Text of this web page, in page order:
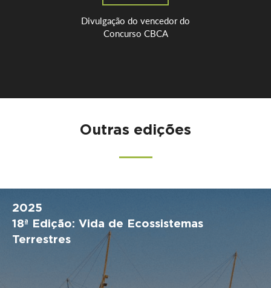
Divulgação do vencedor do
Concurso CBCA
Outras edições
2025
18ª Edição: Vida de Ecossistemas
Terrestres